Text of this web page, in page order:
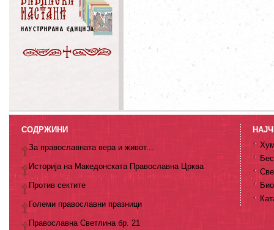
СОДРЖИНИ
За православната вера и живот...
Историја на Македонската Православна Црква
Против сектите
Големи православни празници
Православна Светлина бр. 21